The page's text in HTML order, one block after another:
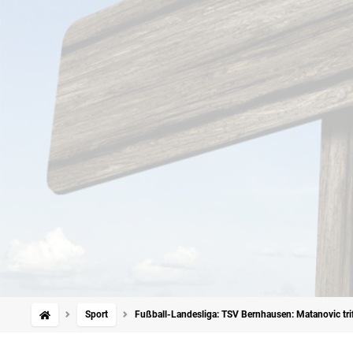
Sport Fußball-Landesliga: TSV Bernhausen: Matanovic